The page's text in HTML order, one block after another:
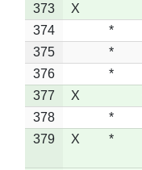
373
X
374
*
375
*
376
*
377
X
378
*
379
X *